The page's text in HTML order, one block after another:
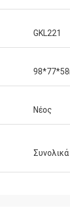
GKL221
Νέος